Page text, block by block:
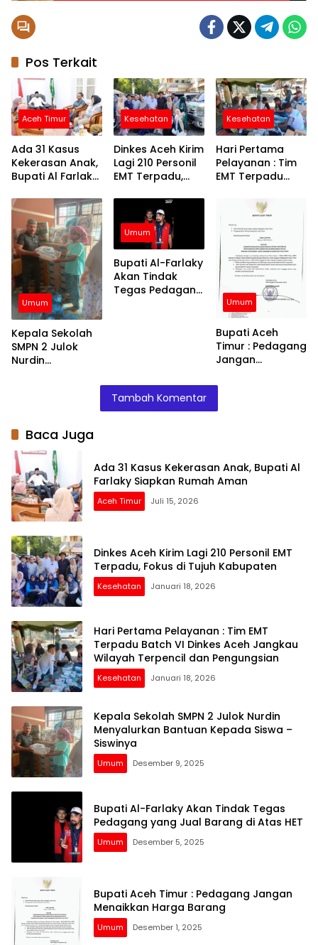
Pos Terkait
Aceh Timur
Ada 31 Kasus
Kekerasan Anak,
Bupati Al Farlaky
Aman
Kesehatan
Dinkes Aceh Kirim
Lagi 210 Personil
EMT Terpadu,
Kabupaten
Kesehatan
Hari Pertama
Pelayanan : Tim
EMT Terpadu
Aceh Jangkau
Wilayah
Terpencil dan
Pengungsian
Umum
Kepala Sekolah
SMPN 2 Julok
Nurdin
Umum
Bupati Al-Farlaky
Akan Tindak
Tegas Pedagang
Umum
Bupati Aceh
Timur : Pedagang
Jangan
Barang
Tambah Komentar
Baca Juga
Ada 31 Kasus Kekerasan Anak, Bupati Al
Farlaky Siapkan Rumah Aman
Aceh Timur Juli 15, 2026
Dinkes Aceh Kirim Lagi 210 Personil EMT
Terpadu, Fokus di Tujuh Kabupaten
Kesehatan Januari 18, 2026
Hari Pertama Pelayanan : Tim EMT
Terpadu Batch VI Dinkes Aceh Jangkau
Wilayah Terpencil dan Pengungsian
Kesehatan Januari 18, 2026
Kepala Sekolah SMPN 2 Julok Nurdin
Menyalurkan Bantuan Kepada Siswa –
Siswinya
Umum Desember 9, 2025
Bupati Al-Farlaky Akan Tindak Tegas
Pedagang yang Jual Barang di Atas HET
Umum Desember 5, 2025
Bupati Aceh Timur : Pedagang Jangan
Menaikkan Harga Barang
Umum Desember 1, 2025